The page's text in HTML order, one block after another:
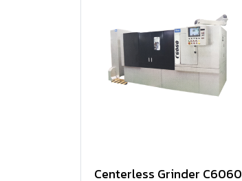
Centerless Grinder C6060